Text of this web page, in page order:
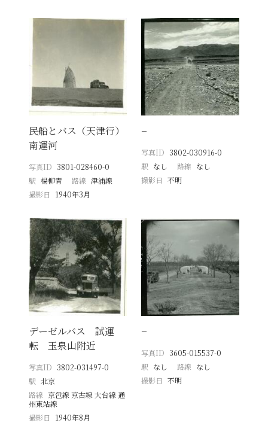
民船とバス（天津行）
南運河
写真ID 3801-028460-0
駅 楊柳青 路線 津浦線
撮影日
1940年3月
−
写真ID 3802-030916-0
駅 なし 路線 なし
撮影日 不明
デーゼルバス 試運
転 玉泉山附近
写真ID 3802-031497-0
駅 北京
路線 京包線 京古線 大台線 通
州東站線
撮影日
1940年8月
−
写真ID 3605-015537-0
駅 なし 路線 なし
撮影日 不明